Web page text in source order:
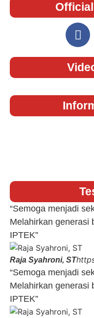
“Semoga menjadi
Melahirkan generasi
IPTEK”
Raja Syahroni, ST
“Semoga menjadi
Melahirkan generasi
IPTEK”